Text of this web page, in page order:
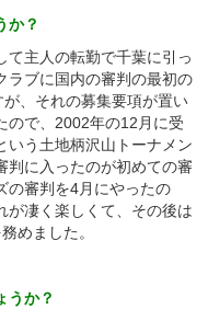
か？
て主人の転勤で千葉に引っ
ラブに国内の審判の最初の
、それの募集要項が置い
ので、2002年の12月に受
いう土地柄沢山トーナメン
判に入ったのが初めての審
の審判を4月にやったの
が凄く楽しくて、その後は
めました。
うか？